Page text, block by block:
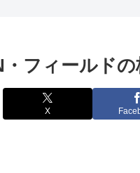
・フィールド
X